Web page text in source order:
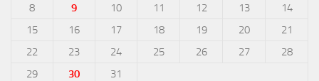
8
9 10 11 12 13
14
15
16 17 18 19 20
21
22
23 24 25 26 27
28
29
30
31